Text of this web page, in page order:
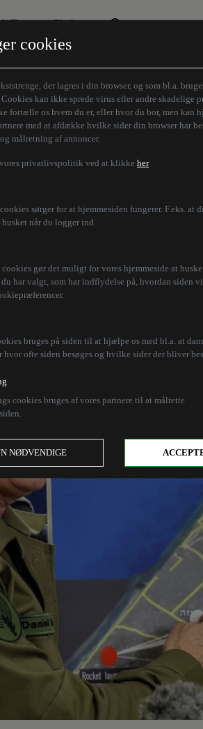
cookies
der lagres i din browser, og som bl.a.
kan ikke sprede virus eller andre skadelige
fortælle os hvem du er, eller hvor du bor, men kan
med at afdække hvilke sider din browser har
målretning af annoncer.
privatlivspolitik ved at klikke her
sørger for at hjemmesiden fungerer. F.eks. at
når du logger ind.
gør det muligt for vores hjemmeside at huske
har valgt, som har indflydelse på, hvordan siden
bruges på siden til at hjælpe os med bl.a. at
ofte siden besøges og hvilke sider der bliver
cookies bruges af vores partnere til at målrette
NØDVENDIGE
Tema
borgelige brille
Humaniora forfra
Danskere
Skribenter
Z-aksen
for at
og skjulesteder på et